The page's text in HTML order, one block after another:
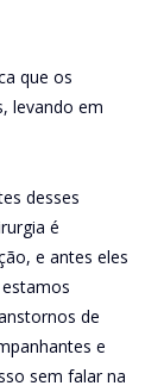
que os
levando em
desses
é
e antes eles
de
e
sem falar na